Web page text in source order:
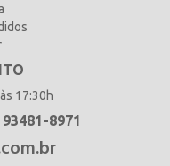
17:30h
8971